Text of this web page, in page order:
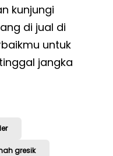
kunjungi
di jual di
untuk
jangka
gresik